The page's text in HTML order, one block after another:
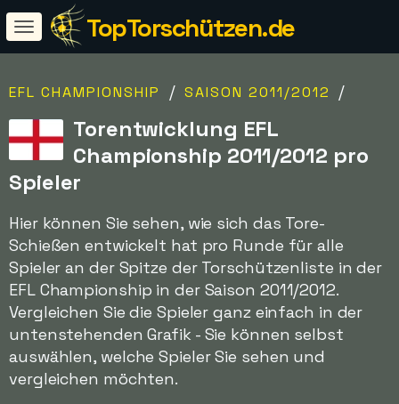
TopTorschützen.de
EFL CHAMPIONSHIP / SAISON 2011/2012 /
Torentwicklung EFL
Championship 2011/2012 pro
Spieler
Hier können Sie sehen, wie sich das Tore-
Schießen entwickelt hat pro Runde für alle
Spieler an der Spitze der Torschützenliste in der
EFL Championship in der Saison 2011/2012.
Vergleichen Sie die Spieler ganz einfach in der
untenstehenden Grafik - Sie können selbst
auswählen, welche Spieler Sie sehen und
vergleichen möchten.